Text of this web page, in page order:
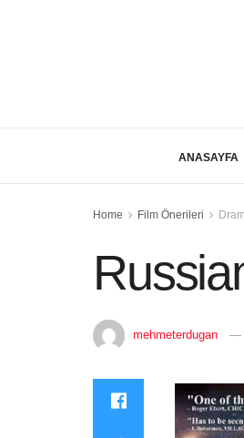
ANASAYFA
Home Film Önerileri
mehmeterdugan